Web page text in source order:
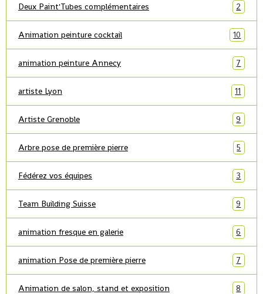
Deux Paint'Tubes complémentaires 2
Animation peinture cocktail 10
animation peinture Annecy 7
artiste Lyon 11
Artiste Grenoble 9
Arbre pose de première pierre 5
Fédérez vos équipes 3
Team Building Suisse 9
animation fresque en galerie 6
animation Pose de première pierre 7
Animation de salon, stand et exposition 8